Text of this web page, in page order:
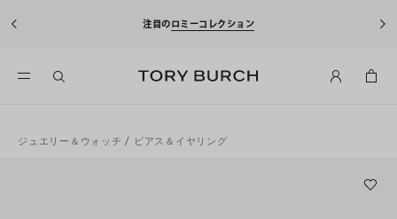
注目のロミーコレクション
ジュエリー＆ウォッチ / ピアス＆イヤリング